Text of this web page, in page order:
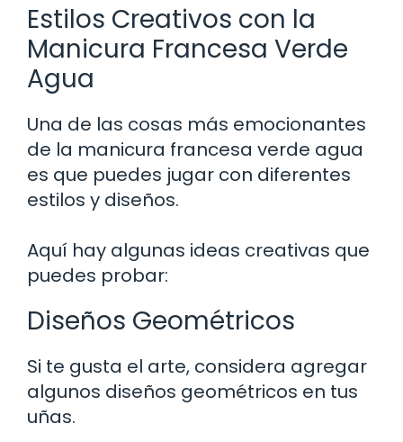
Estilos Creativos con la
Manicura Francesa Verde
Agua
Una de las cosas más emocionantes
de la manicura francesa verde agua
es que puedes jugar con diferentes
estilos y diseños.
Aquí hay algunas ideas creativas que
puedes probar:
Diseños Geométricos
Si te gusta el arte, considera agregar
algunos diseños geométricos en tus
uñas.